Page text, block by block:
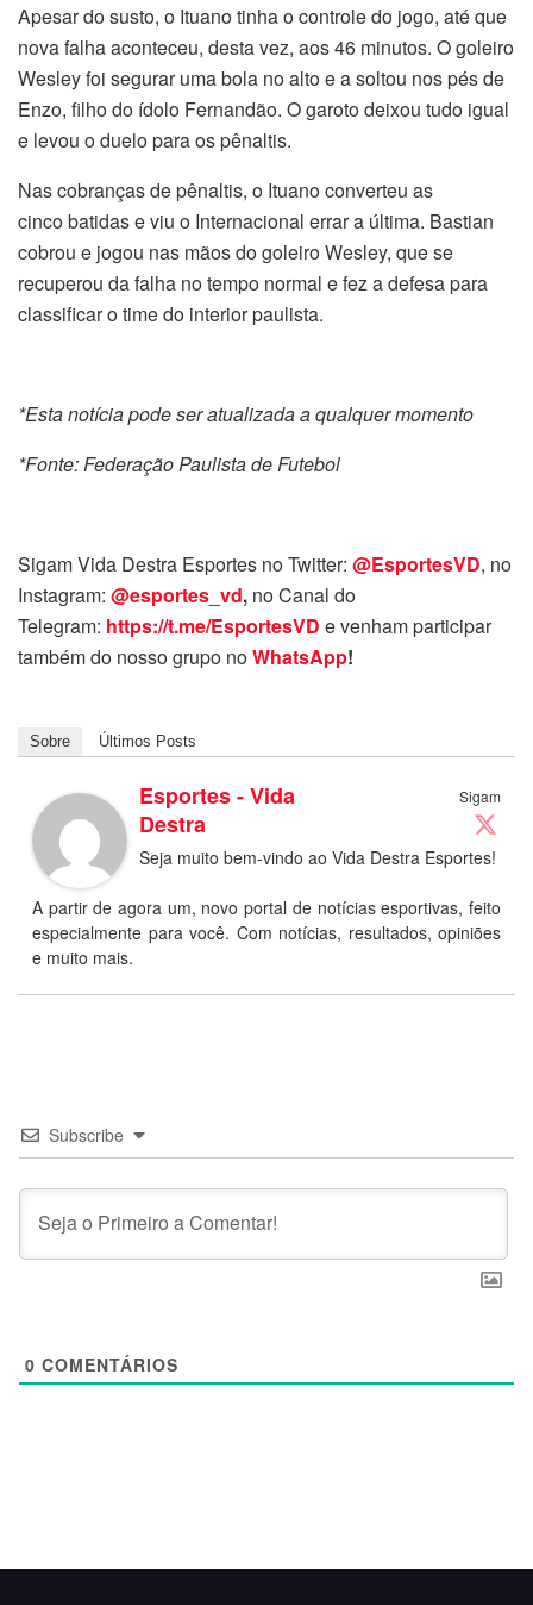
Apesar do susto, o Ituano tinha o controle do jogo, até que
nova falha aconteceu, desta vez, aos 46 minutos. O goleiro
Wesley foi segurar uma bola no alto e a soltou nos pés de
Enzo, filho do ídolo Fernandão. O garoto deixou tudo igual
e levou o duelo para os pênaltis.
Nas cobranças de pênaltis, o Ituano converteu as
cinco batidas e viu o Internacional errar a última. Bastian
cobrou e jogou nas mãos do goleiro Wesley, que se
recuperou da falha no tempo normal e fez a defesa para
classificar o time do interior paulista.
*Esta notícia pode ser atualizada a qualquer momento
*Fonte: Federação Paulista de Futebol
Sigam Vida Destra Esportes no Twitter: @EsportesVD, no
Instagram: @esportes_vd, no Canal do
Telegram: https://t.me/EsportesVD e venham participar
também do nosso grupo noWhatsApp!
Sobre Últimos Posts
Sigam
Esportes - Vida
Destra
Seja muito bem-vindo ao Vida Destra Esportes!
A partir de agora um, novo portal de notícias esportivas, feito
especialmente para você. Com notícias, resultados, opiniões
e muito mais.
Subscribe
0 COMENTÁRIOS